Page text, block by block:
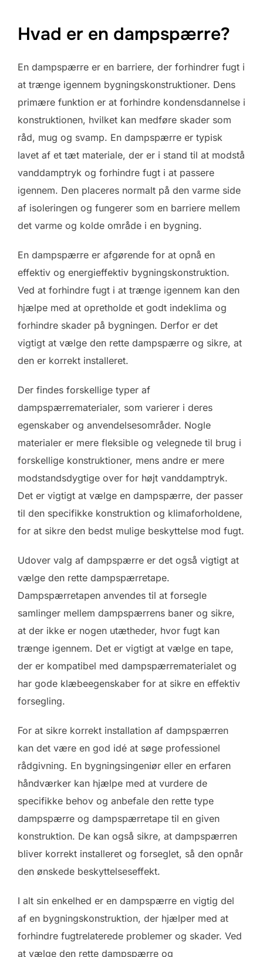
Hvad er en dampspærre?
En dampspærre er en barriere, der forhindrer fugt i
at trænge igennem bygningskonstruktioner. Dens
primære funktion er at forhindre kondensdannelse i
konstruktionen, hvilket kan medføre skader som
råd, mug og svamp. En dampspærre er typisk
lavet af et tæt materiale, der er i stand til at modstå
vanddamptryk og forhindre fugt i at passere
igennem. Den placeres normalt på den varme side
af isoleringen og fungerer som en barriere mellem
det varme og kolde område i en bygning.
En dampspærre er afgørende for at opnå en
effektiv og energieffektiv bygningskonstruktion.
Ved at forhindre fugt i at trænge igennem kan den
hjælpe med at opretholde et godt indeklima og
forhindre skader på bygningen. Derfor er det
vigtigt at vælge den rette dampspærre og sikre, at
den er korrekt installeret.
Der findes forskellige typer af
dampspærrematerialer, som varierer i deres
egenskaber og anvendelsesområder. Nogle
materialer er mere fleksible og velegnede til brug i
forskellige konstruktioner, mens andre er mere
modstandsdygtige over for højt vanddamptryk.
Det er vigtigt at vælge en dampspærre, der passer
til den specifikke konstruktion og klimaforholdene,
for at sikre den bedst mulige beskyttelse mod fugt.
Udover valg af dampspærre er det også vigtigt at
vælge den rette dampspærretape.
Dampspærretapen anvendes til at forsegle
samlinger mellem dampspærrens baner og sikre,
at der ikke er nogen utætheder, hvor fugt kan
trænge igennem. Det er vigtigt at vælge en tape,
der er kompatibel med dampspærrematerialet og
har gode klæbeegenskaber for at sikre en effektiv
forsegling.
For at sikre korrekt installation af dampspærren
kan det være en god idé at søge professionel
rådgivning. En bygningsingeniør eller en erfaren
håndværker kan hjælpe med at vurdere de
specifikke behov og anbefale den rette type
dampspærre og dampspærretape til en given
konstruktion. De kan også sikre, at dampspærren
bliver korrekt installeret og forseglet, så den opnår
den ønskede beskyttelseseffekt.
I alt sin enkelhed er en dampspærre en vigtig del
af en bygningskonstruktion, der hjælper med at
forhindre fugtrelaterede problemer og skader. Ved
at vælge den rette dampspærre og